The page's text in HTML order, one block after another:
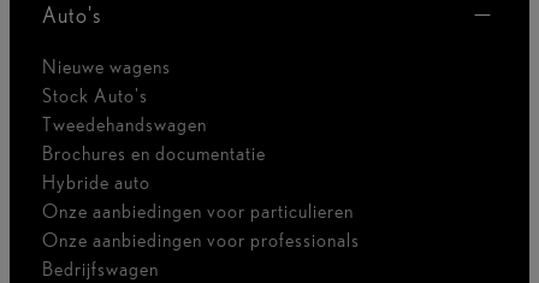
Auto's
Nieuwe wagens
Stock Auto's
Tweedehandswagen
Brochures en documentatie
Hybride auto
Onze aanbiedingen voor particulieren
Onze aanbiedingen voor professionals
Bedrijfswagen